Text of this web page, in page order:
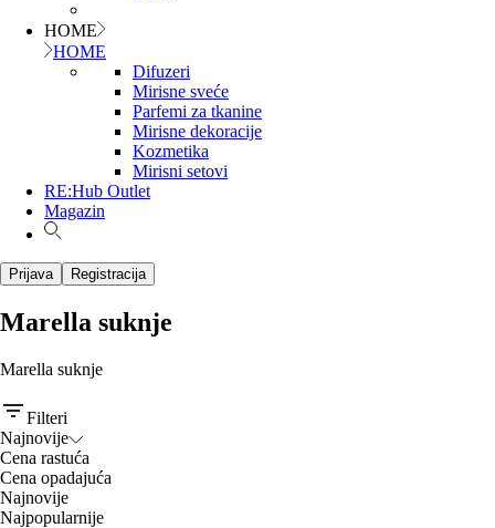
HOME
HOME
Difuzeri
Mirisne sveće
Parfemi za tkanine
Mirisne dekoracije
Kozmetika
Mirisni setovi
RE:Hub Outlet
Magazin
Prijava Registracija
Marella suknje
Marella suknje
Filteri
Najnovije
Cena rastuća
Cena opadajuća
Najnovije
Najpopularnije